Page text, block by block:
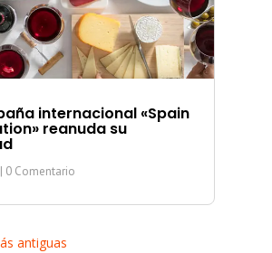
internacional «Spain
reanuda su
| 0 Comentario
antiguas